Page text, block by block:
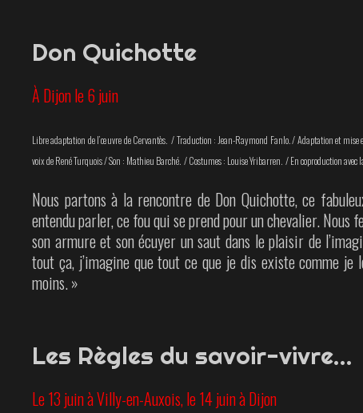
Don Quichotte
À Dijon le 6 juin
Libre adaptation de l’œuvre de Cervantès. /Traduction : Jean-Raymond Fanlo. /Adaptation et mise
voix de René Turquois /Son : Mathieu Barché. /Costumes : Louise Yribarren. /En coproduction
Nous partons à la rencontre de Don Quichotte, ce
entendu parler, ce fou qui se prend pour un chevalier. Nous
son armure et son écuyer un saut dans le plaisir de
tout ça, j’imagine que tout ce que je dis existe comme je
moins. »
Les Règles du savoir-vivre…
Le 13 juin à Villy-en-Auxois, le 14 juin à Dijon